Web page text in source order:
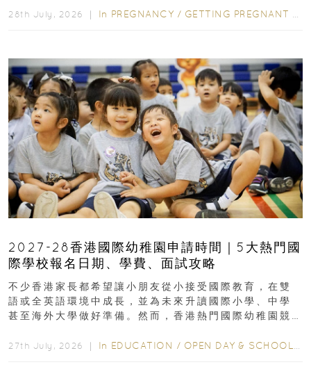
28th July, 2026 ｜ In PREGNANCY / GETTING PREGNANT
2027-28香港國際幼稚園申請時間｜5大熱門國
際學校報名日期、學費、面試攻略
不少香港家長都希望讓小朋友從小接受國際教育，在雙
語或全英語環境中成長，並為未來升讀國際小學、中學
甚至海外大學做好準備。然而，香港熱門國際幼稚園競
27th July, 2026 ｜ In EDUCATION / OPEN DAY & SCHOOL EVENTS